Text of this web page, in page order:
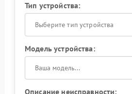
Тип устройства:
Выберите тип устройства
Модель устройства:
Описание неисправности: